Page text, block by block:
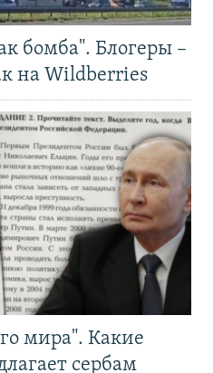
бомба". Блогеры –
на Wildberries
мира". Какие
сербам